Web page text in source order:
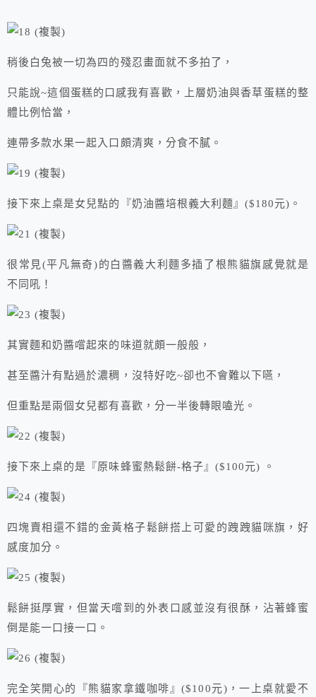
稍後白兔被一切為四的殘忍畫面就不多拍了，
只能說~這個蛋糕的口感我有喜歡，上層奶油與香草蛋糕的整
體比例恰當，
連帶多款水果一起入口頗清爽，分食不膩。
接下來上桌是女兒點的『奶油醬培根義大利麵』($180元)。
很常見(平凡無奇)的白醬義大利麵多插了根熊貓旗感覺就是
不同吼！
其實麵和奶醬嚐起來的味道就頗一般般，
甚至醬汁有點過於濃稠，沒特好吃~卻也不會難以下嚥，
但重點是兩個女兒都有喜歡，分一半後轉眼嗑光。
接下來上桌的是『原味蜂蜜熱鬆餅-格子』($100元) 。
四塊賣相還不錯的金黃格子鬆餅搭上可愛的跩跩貓咪旗，好
感度加分。
鬆餅挺厚實，但當天嚐到的外表口感並沒有很酥，沾著蜂蜜
倒是能一口接一口。
完全笑開心的『熊貓家拿鐵咖啡』($100元)，一上桌就愛不